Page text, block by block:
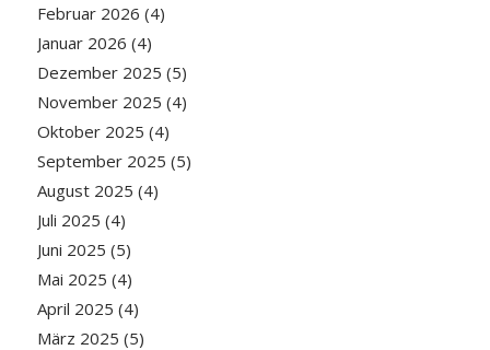
Februar 2026 (4)
Januar 2026 (4)
Dezember 2025 (5)
November 2025 (4)
Oktober 2025 (4)
September 2025 (5)
August 2025 (4)
Juli 2025 (4)
Juni 2025 (5)
Mai 2025 (4)
April 2025 (4)
März 2025 (5)